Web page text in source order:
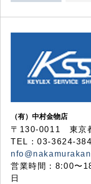
（有）中村金物店
〒130-0011 東京
TEL：03-3624-
営業時間：8:00〜
日